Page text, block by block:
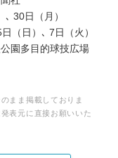
30日（月）
日）､ 7日（火）
園多目的球技広場
まま掲載しておりま
表元に直接お願いいた